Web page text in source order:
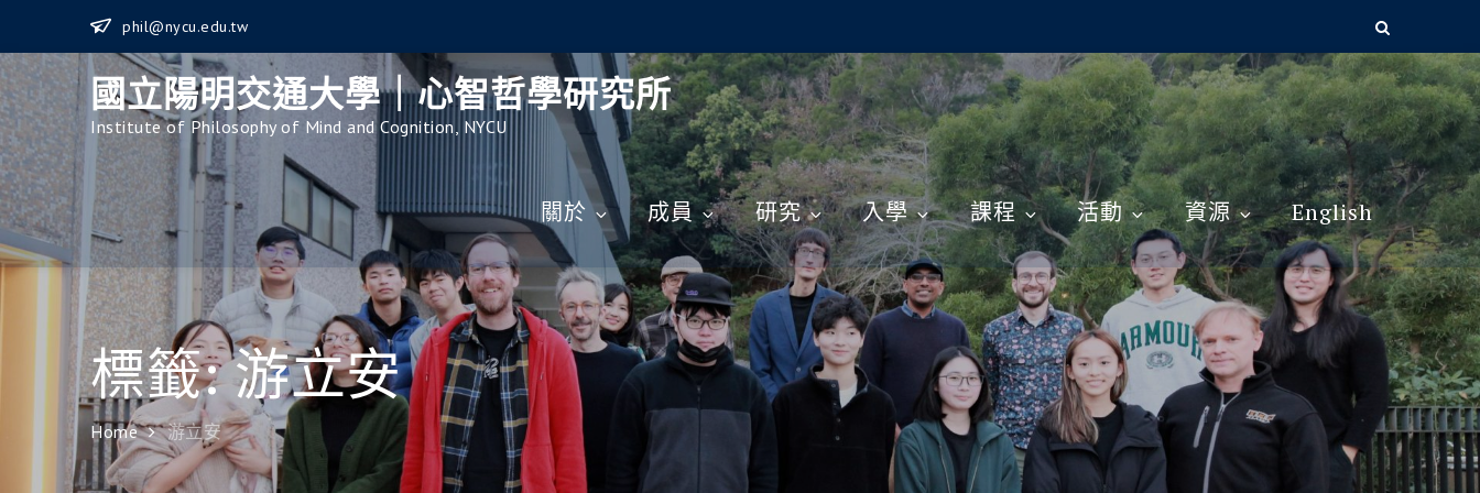
content
phil@nycu.edu.tw
國立陽明交通大學｜心智哲學研究所
Institute of Philosophy of Mind and Cognition, NYCU
關於 成員 研究 入學 課程 活動 資源 English
標籤:游立安
Home 游立安